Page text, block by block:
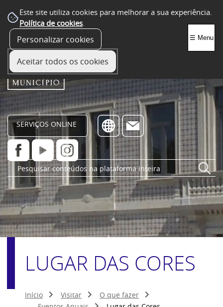
Este site utiliza cookies para melhorar a sua experiência.
Política de cookies.
Personalizar cookies
Aceitar todos os cookies
SERVIÇOS ONLINE
☰ Menu
LUGAR DAS CORES
Início Visitar
O que fazer